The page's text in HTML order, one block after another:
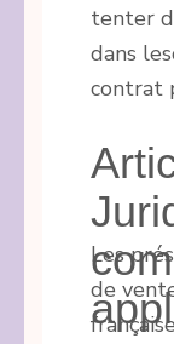
tenter
dans
contrat
Les
de